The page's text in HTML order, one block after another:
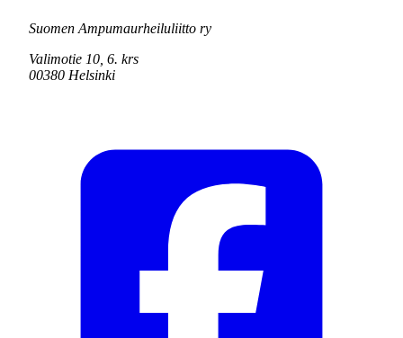
Suomen Ampumaurheiluliitto ry
Valimotie 10, 6. krs
00380 Helsinki